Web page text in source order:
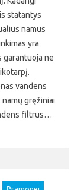
statantys
namus
yra
garantuoja ne
vandens
gręžiniai
filtrus…